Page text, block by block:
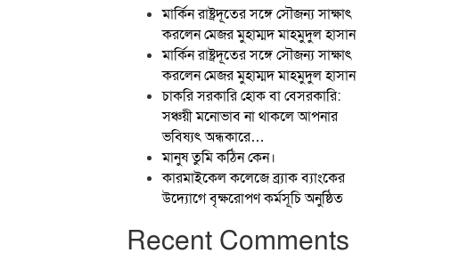
মার্কিন রাষ্ট্রদূতের সঙ্গে সৌজন্য সাক্ষাৎ
করলেন মেজর মুহাম্মদ মাহমুদুল হাসান
মার্কিন রাষ্ট্রদূতের সঙ্গে সৌজন্য সাক্ষাৎ
করলেন মেজর মুহাম্মদ মাহমুদুল হাসান
চাকরি সরকারি হোক বা বেসরকারি:
সঞ্চয়ী মনোভাব না থাকলে আপনার
ভবিষ্যৎ অন্ধকারে…
মানুষ তুমি কঠিন কেন।
কারমাইকেল কলেজে ব্র্যাক ব্যাংকের
উদ্যোগে বৃক্ষরোপণ কর্মসূচি অনুষ্ঠিত
Recent Comments